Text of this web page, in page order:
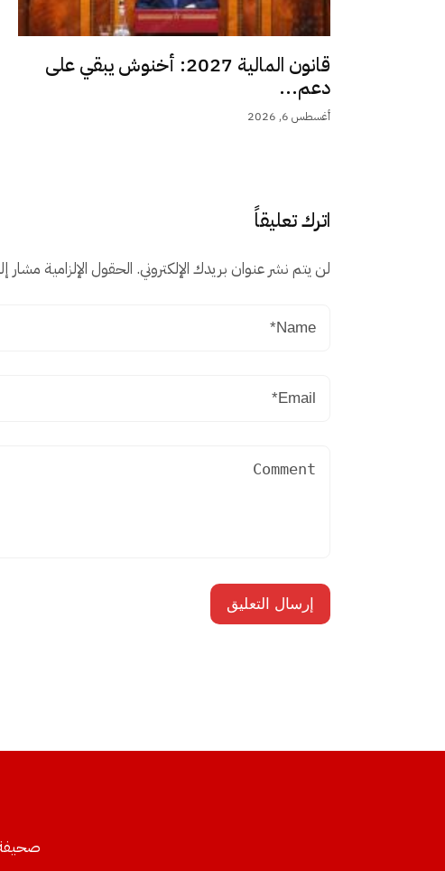
قانون المالية 2027: أخنوش يبقي على
دعم...
أغسطس 6, 2026
اترك تعليقاً
لن يتم نشر عنوان بريدك الإلكتروني. الحقول الإلزامية مشار
صحيفة